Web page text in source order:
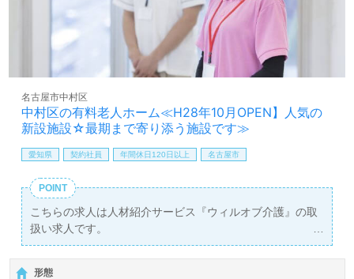
中村区の有料老人ホーム≪H28年10月OPEN】人気の
新設施設☆最期まで寄り添う施設です≫
名古屋市中村区
愛知県 契約社員 年間休日120日以上 名古屋市
POINT
こちらの求人は人材紹介サービス『ウィルオブ介護』の取
扱い求人です。
詳細に関してお気軽にご相談ください♪
【無料】で皆さんの転職活動をサポートいたします。
形態